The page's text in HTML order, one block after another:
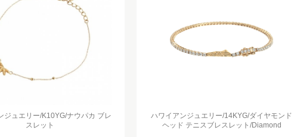
ジュエリー/K10YG/ナウパカ ブレ
スレット
ハワイアンジュエリー/14KYG/ダイヤモンド
ヘッド テニスブレスレット/Diamond